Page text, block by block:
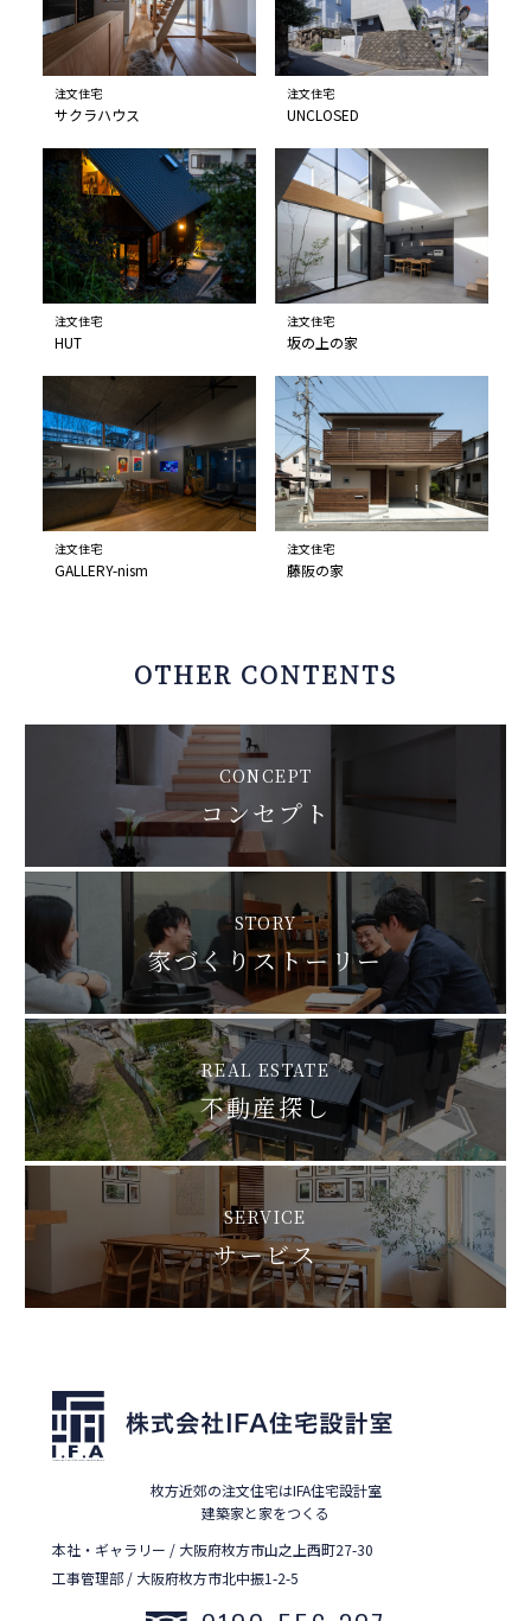
注文住宅
サクラハウス
注文住宅
UNCLOSED
注文住宅
HUT
注文住宅
坂の上の家
注文住宅
GALLERY-nism
注文住宅
藤阪の家
OTHER CONTENTS
CONCEPT
コンセプト
STORY
家づくりストーリー
REAL ESTATE
不動産探し
SERVICE
サービス
枚方近郊の注文住宅はIFA住宅設計室
建築家と家をつくる
本社・ギャラリー / 大阪府枚方市山之上西町27-30
工事管理部 / 大阪府枚方市北中振1-2-5